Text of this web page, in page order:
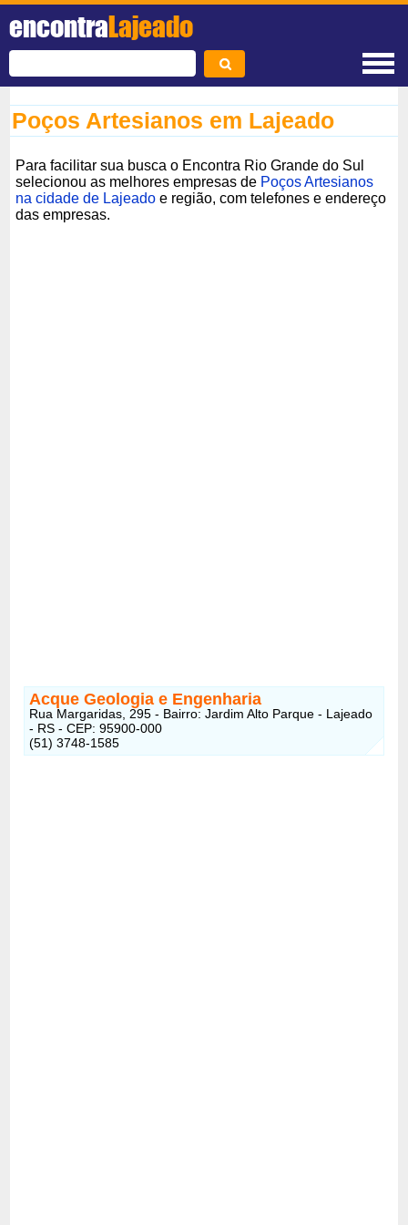
encontraLajeado
Poços Artesianos em Lajeado
Para facilitar sua busca o Encontra Rio Grande do Sul
selecionou as melhores empresas de Poços Artesianos
na cidade de Lajeado e região, com telefones e endereço
das empresas.
Acque Geologia e Engenharia
Rua Margaridas, 295 - Bairro: Jardim Alto Parque - Lajeado
- RS - CEP: 95900-000
(51) 3748-1585